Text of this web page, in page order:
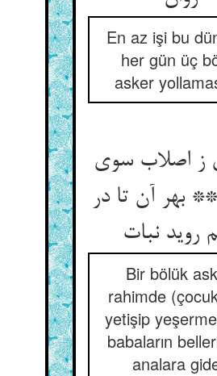
En az işi bu
her gün üç
asker
ز اصلاب سوی
بهر آن تا در
Bir bölük
rahimde
yetişip
babaların
analara